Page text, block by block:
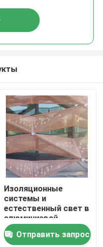
Изоляционные
системы и
естественный свет в
алюминиевой
завесной стене с
передовыми
Отправить запрос